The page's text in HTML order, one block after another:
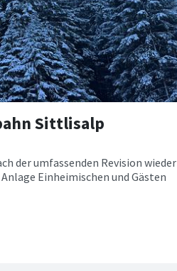
Sittlisalp
der umfassenden Revision wieder
Einheimischen und Gästen